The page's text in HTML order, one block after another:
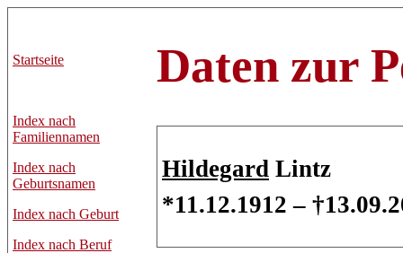
Startseite
Index nach
Familiennamen
Index nach
Geburtsnamen
Index nach Geburt
Index nach Beruf
Daten zur
Hildegard Lintz
*11.12.1912 –